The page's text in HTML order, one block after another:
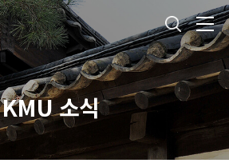
주메뉴 바로가기
본문내용 바로가기
푸터 바로가기
KMU 소식